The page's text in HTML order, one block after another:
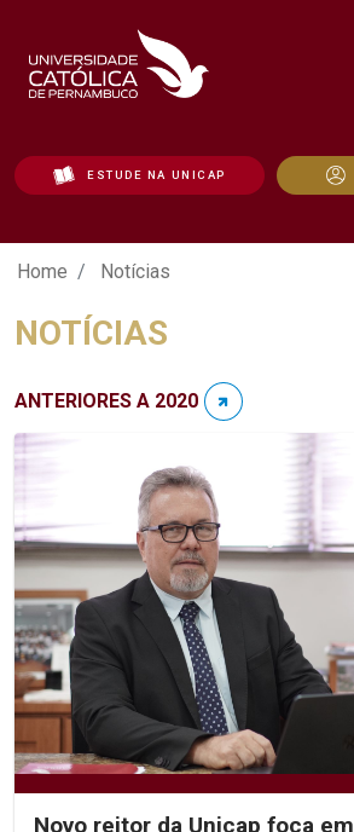
ESTUDE NA UNICAP
Notícias - Unicap
Home Notícias
NOTÍCIAS
ANTERIORES A 2020
Novo reitor da Unicap foca em